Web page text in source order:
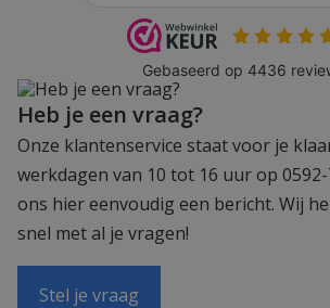
Heb je een vraag?
Onze klantenservice staat voor je
werkdagen van 10 tot 16 uur op
ons hier eenvoudig een bericht. Wij
snel met al je vragen!
Stel je vraag